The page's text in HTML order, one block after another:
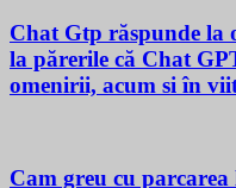
Chat Gtp răspunde la
la părerile că Chat
omenirii, acum si în
Cam greu cu